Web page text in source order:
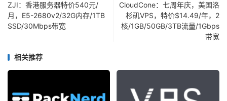
ZJI：香港服务器特价540元/
月，E5-2680v2/32G内存/1TB
SSD/30Mbps带宽
CloudCone：七周年庆，美国洛
杉矶VPS，特价$14.49/年，2
核/1GB/50GB/3TB流量/1Gbps
带宽
相关推荐